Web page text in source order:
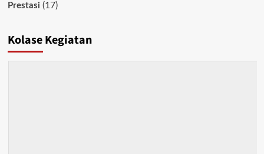
Prestasi (17)
Kolase Kegiatan